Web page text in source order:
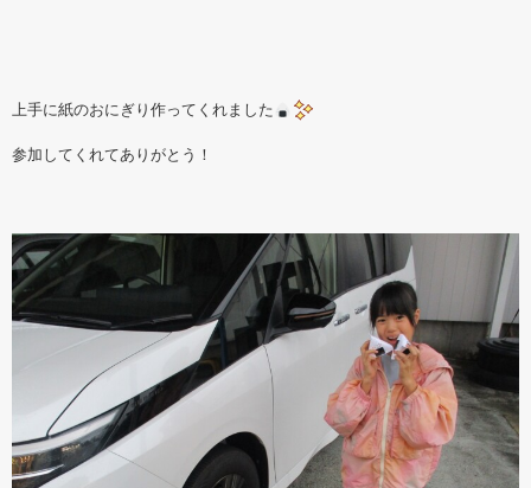
上手に紙のおにぎり作ってくれました
参加してくれてありがとう！